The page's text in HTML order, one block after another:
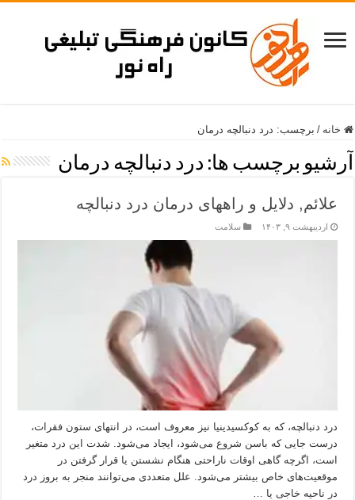
خانه / برچسب: درد دنبالچه درمان
آرشیو برچسب ها: درد دنبالچه درمان
علائم, دلایل و راههای درمان درد دنبالچه
اردیبهشت ۹, ۱۴۰۳ سلامت
درد دنبالچه، که به کوکسیدینیا نیز معروف است، در انتهای ستون فقرات،
درست جایی که باسن شروع می‌شود، ایجاد می‌شود. شدت این درد متغیر
است، اگرچه گاهی اوقات ناراحتی هنگام نشستن یا قرار گرفتن در
موقعیت‌های خاص بیشتر می‌شود. علل متعددی می‌توانند منجر به بروز درد
در ناحیه خاجی یا …